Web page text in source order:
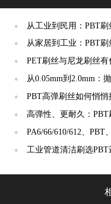
● 从工业到民用：PBT
● 从家居到工业：PBT
●
PET刷丝与尼龙刷丝
合适？
●
从0.05mm到2.0mm：
抛光精度？
● PBT高弹刷丝如何悄
●
高弹性、更耐久：PBT
洁工具市场？
●
PA6/66/610/612、PBT
谁才是"耐磨之王"？
● 工业管道清洁刷选PBT